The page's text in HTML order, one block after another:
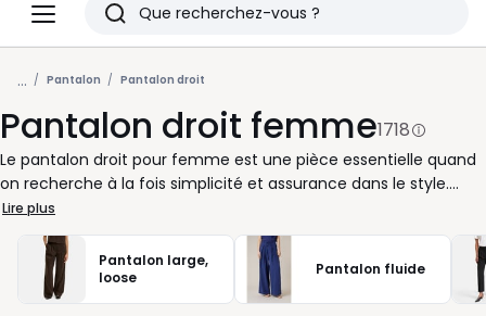
Menu
Redoute
Rechercher
Derniers
articles
vus
... Pantalon Pantalon droit
Pantalon droit femme1718
Le pantalon droit pour femme est une pièce essentielle quand
on recherche à la fois simplicité et assurance dans le style.
Avec sa ligne nette, il se remarque par son équilibre parfait : ni
trop ajusté, ni trop large. Vous pouvez le porter facilement du
matin au soir, sans avoir besoin de changer de tenue. Selon vos
envies, il existe des modèles avec poches pratiques, une
ceinture discrète ou encore des pinces qui structurent la
Lire plus
Pantalon large,
loose
Pantalon fluide